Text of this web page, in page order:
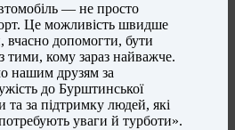
— не просто
Це можливість швидше
вчасно допомогти, бути
тими, кому зараз найважче.
нашим друзям за
до Бурштинської
та за підтримку людей, які
уваги й турботи».